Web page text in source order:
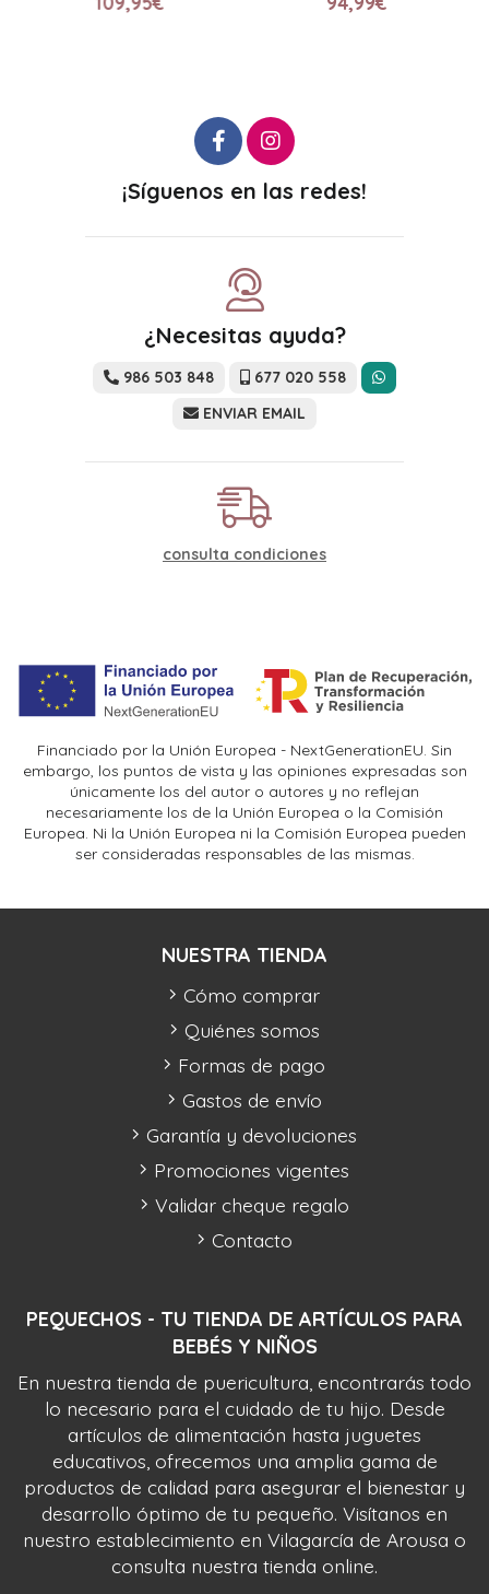
¡Síguenos en las redes!
¿Necesitas ayuda?
986 503 848
677 020 558
ENVIAR EMAIL
consulta condiciones
Financiado por la Unión Europea - NextGenerationEU. Sin
embargo, los puntos de vista y las opiniones expresadas son
únicamente los del autor o autores y no reflejan
necesariamente los de la Unión Europea o la Comisión
Europea. Ni la Unión Europea ni la Comisión Europea pueden
ser consideradas responsables de las mismas.
PEQUECHOS - TU TIENDA DE ARTÍCULOS PARA
BEBÉS Y NIÑOS
En nuestra tienda de puericultura, encontrarás todo
lo necesario para el cuidado de tu hijo. Desde
artículos de alimentación hasta juguetes
educativos, ofrecemos una amplia gama de
productos de calidad para asegurar el bienestar y
desarrollo óptimo de tu pequeño. Visítanos en
nuestro establecimiento en Vilagarcía de Arousa o
consulta nuestra tienda online.
NUESTRA TIENDA
Cómo comprar
Quiénes somos
Formas de pago
Gastos de envío
Garantía y devoluciones
Promociones vigentes
Validar cheque regalo
Contacto